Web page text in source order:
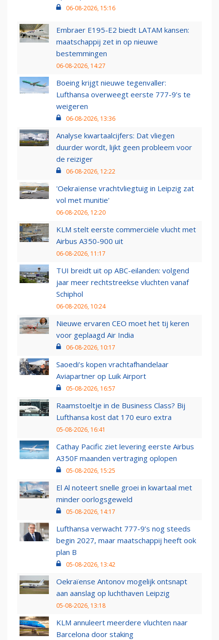
06-08-2026, 15:16
Embraer E195-E2 biedt LATAM kansen:
maatschappij zet in op nieuwe
bestemmingen
06-08-2026, 14:27
Boeing krijgt nieuwe tegenvaller:
Lufthansa overweegt eerste 777-9’s te
weigeren
06-08-2026, 13:36
Analyse kwartaalcijfers: Dat vliegen
duurder wordt, lijkt geen probleem voor
de reiziger
06-08-2026, 12:22
'Oekraïense vrachtvliegtuig in Leipzig zat
vol met munitie'
06-08-2026, 12:20
KLM stelt eerste commerciële vlucht met
Airbus A350-900 uit
06-08-2026, 11:17
TUI breidt uit op ABC-eilanden: volgend
jaar meer rechtstreekse vluchten vanaf
Schiphol
06-08-2026, 10:24
Nieuwe ervaren CEO moet het tij keren
voor geplaagd Air India
06-08-2026, 10:17
Saoedi’s kopen vrachtafhandelaar
Aviapartner op Luik Airport
05-08-2026, 16:57
Raamstoeltje in de Business Class? Bij
Lufthansa kost dat 170 euro extra
05-08-2026, 16:41
Cathay Pacific ziet levering eerste Airbus
A350F maanden vertraging oplopen
05-08-2026, 15:25
El Al noteert snelle groei in kwartaal met
minder oorlogsgeweld
05-08-2026, 14:17
Lufthansa verwacht 777-9’s nog steeds
begin 2027, maar maatschappij heeft ook
plan B
05-08-2026, 13:42
Oekraïense Antonov mogelijk ontsnapt
aan aanslag op luchthaven Leipzig
05-08-2026, 13:18
KLM annuleert meerdere vluchten naar
Barcelona door staking